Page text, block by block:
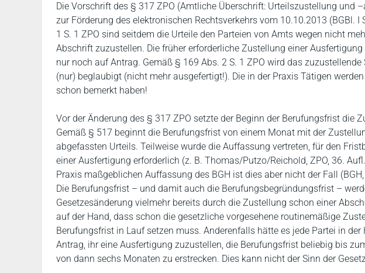
Die Vorschrift des § 317 ZPO (Amtliche Überschrift: Urteilszustellung und
zur Förderung des elektronischen Rechtsverkehrs vom 10.10.2013 (BGBl.
1 S. 1 ZPO sind seitdem die Urteile den Parteien von Amts wegen nicht
Abschrift zuzustellen. Die früher erforderliche Zustellung einer
nur noch auf Antrag. Gemäß § 169 Abs. 2 S. 1 ZPO wird das
(nur) beglaubigt (nicht mehr ausgefertigt!). Die in der Praxis Tätigen
schon bemerkt haben!
Vor der Änderung des § 317 ZPO setzte der Beginn der Berufungsfrist die
Gemäß § 517 beginnt die Berufungsfrist von einem Monat mit der
abgefassten Urteils. Teilweise wurde die Auffassung vertreten, für den
einer Ausfertigung erforderlich (z. B. Thomas/Putzo/Reichold, ZPO, 36.
Praxis maßgeblichen Auffassung des BGH ist dies aber nicht der Fall
Die Berufungsfrist – und damit auch die Berufungsbegründungsfrist –
Gesetzesänderung vielmehr bereits durch die Zustellung schon einer
auf der Hand, dass schon die gesetzliche vorgesehene routinemäßige
Berufungsfrist in Lauf setzen muss. Anderenfalls hätte es jede Partei in
Antrag, ihr eine Ausfertigung zuzustellen, die Berufungsfrist beliebig bis
von dann sechs Monaten zu erstrecken. Dies kann nicht der Sinn der